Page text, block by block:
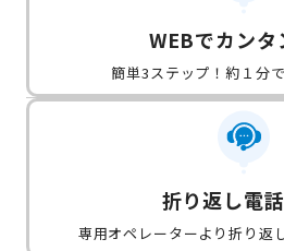
WEBでカンタ
簡単3ステップ！約１分
折り返し電
専用オペレーターより折り返